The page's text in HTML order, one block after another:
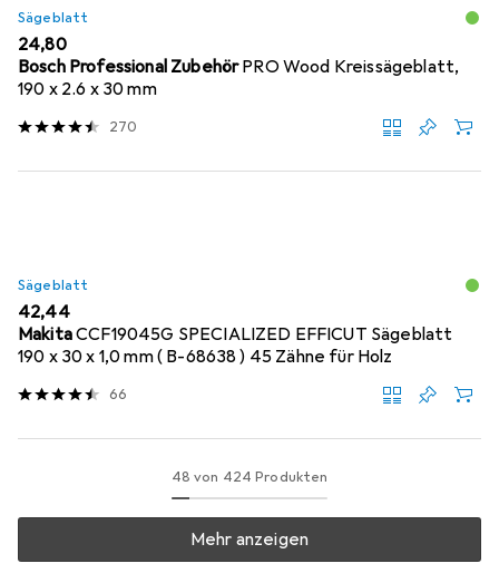
Sägeblatt
EUR
24,80
Bosch Professional ZubehörPRO Wood Kreissägeblatt,
190 x 2.6 x 30 mm
270
Sägeblatt
EUR
42,44
MakitaCCF19045G SPECIALIZED EFFICUT Sägeblatt
190 x 30 x 1,0 mm ( B-68638 ) 45 Zähne für Holz
66
48 von 424 Produkten
Mehr anzeigen